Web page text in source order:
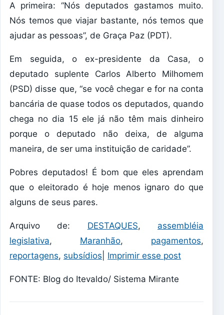
A primeira: “Nós deputados gastamos muito.
Nós temos que viajar bastante, nós temos que
ajudar as pessoas”, de Graça Paz (PDT).
Em seguida, o ex-presidente da Casa, o
deputado suplente Carlos Alberto Milhomem
(PSD) disse que, “se você chegar e for na conta
bancária de quase todos os deputados, quando
chega no dia 15 ele já não têm mais dinheiro
porque o deputado não deixa, de alguma
maneira, de ser uma instituição de caridade”.
Pobres deputados! É bom que eles aprendam
que o eleitorado é hoje menos ignaro do que
alguns de seus pares.
Arquivo de: DESTAQUES, assembléia
legislativa, Maranhão, pagamentos,
reportagens, subsídios Imprimir esse post
FONTE: Blog do Itevaldo/ Sistema Mirante